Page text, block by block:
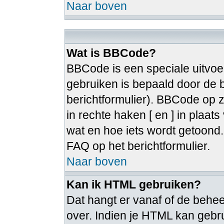
Naar boven
Wat is BBCode?
BBCode is een speciale
gebruiken is bepaald door de
berichtformulier). BBCode op
in rechte haken [ en ] in
wat en hoe iets wordt
FAQ op het berichtformulier.
Naar boven
Kan ik HTML gebruiken?
Dat hangt er vanaf of de
over. Indien je HTML kan